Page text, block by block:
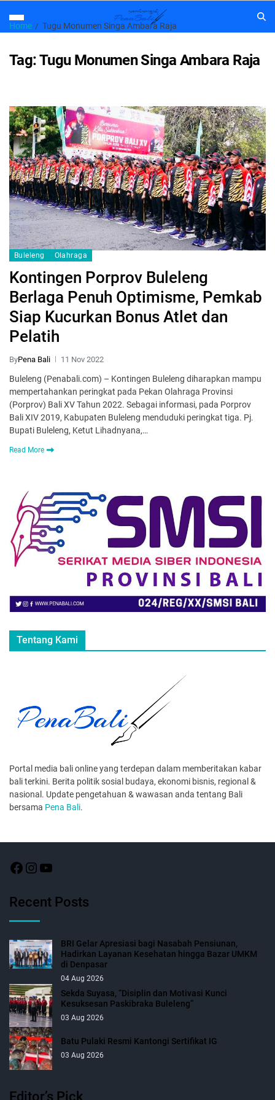
Home Tugu Monumen Singa Ambara Raja
Tag:Tugu Monumen Singa Ambara Raja
Buleleng Olahraga
Kontingen Porprov Buleleng
Berlaga Penuh Optimisme, Pemkab
Siap Kucurkan Bonus Atlet dan
Pelatih
ByPena Bali 11 Nov 2022
Buleleng (Penabali.com) – Kontingen Buleleng diharapkan mampu
mempertahankan peringkat pada Pekan Olahraga Provinsi
(Porprov) Bali XV Tahun 2022. Sebagai informasi, pada Porprov
Bali XIV 2019, Kabupaten Buleleng menduduki peringkat tiga. Pj.
Bupati Buleleng, Ketut Lihadnyana,…
Read More
Tentang Kami
Portal media bali online yang terdepan dalam memberitakan kabar
bali terkini. Berita politik sosial budaya, ekonomi bisnis, regional &
nasional. Update pengetahuan & wawasan anda tentang Bali
bersama Pena Bali.
Recent Posts
BRI Gelar Apresiasi bagi Nasabah Pensiunan,
Hadirkan Layanan Kesehatan hingga Bazar UMKM
di Denpasar
04 Aug 2026
Sekda Suyasa, “Disiplin dan Motivasi Kunci
Kesuksesan Paskibraka Buleleng”
03 Aug 2026
Batu Pulaki Resmi Kantongi Sertifikat IG
03 Aug 2026
Editor’s Pick